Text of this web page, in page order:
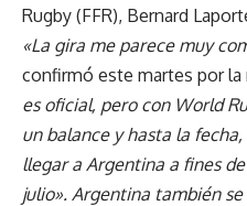
Rugby (FFR), Bernard
«La gira me parece muy
confirmó este martes por
es oficial, pero con World
un balance y hasta la
llegar a Argentina a fines
julio». Argentina también